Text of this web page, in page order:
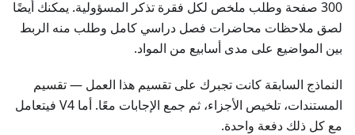
300 صفحة وطلب ملخص لكل فقرة تذكر المسؤولية. يمكنك أيضًا
لصق ملاحظات محاضرات فصل دراسي كامل وطلب منه الربط
بين المواضيع على مدى أسابيع من المواد.
النماذج السابقة كانت تجبرك على تقسيم هذا العمل — تقسيم
المستندات، تلخيص الأجزاء، ثم جمع الإجابات معًا. أما V4 فيتعامل
مع كل ذلك دفعة واحدة.